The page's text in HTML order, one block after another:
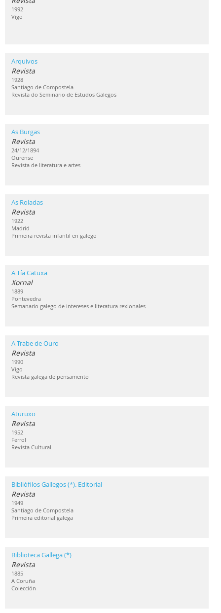
1992
Vigo
Arquivos
Revista
1928
Santiago de Compostela
Revista do Seminario de Estudos Galegos
As Burgas
Revista
24/12/1894
Ourense
Revista de literatura e artes
As Roladas
Revista
1922
Madrid
Primeira revista infantil en galego
A Tía Catuxa
Xornal
1889
Pontevedra
Semanario galego de intereses e literatura rexionales
A Trabe de Ouro
Revista
1990
Vigo
Revista galega de pensamento
Aturuxo
Revista
1952
Ferrol
Revista Cultural
Bibliófilos Gallegos (*). Editorial
Revista
1949
Santiago de Compostela
Primeira editorial galega
Biblioteca Gallega (*)
Revista
1885
A Coruña
Colección